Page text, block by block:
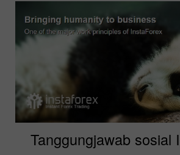
Tanggungjawab sosial